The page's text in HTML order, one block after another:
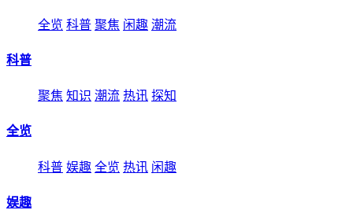
全览 科普 聚焦 闲趣 潮流
科普
聚焦 知识 潮流 热讯 探知
全览
科普 娱趣 全览 热讯 闲趣
娱趣